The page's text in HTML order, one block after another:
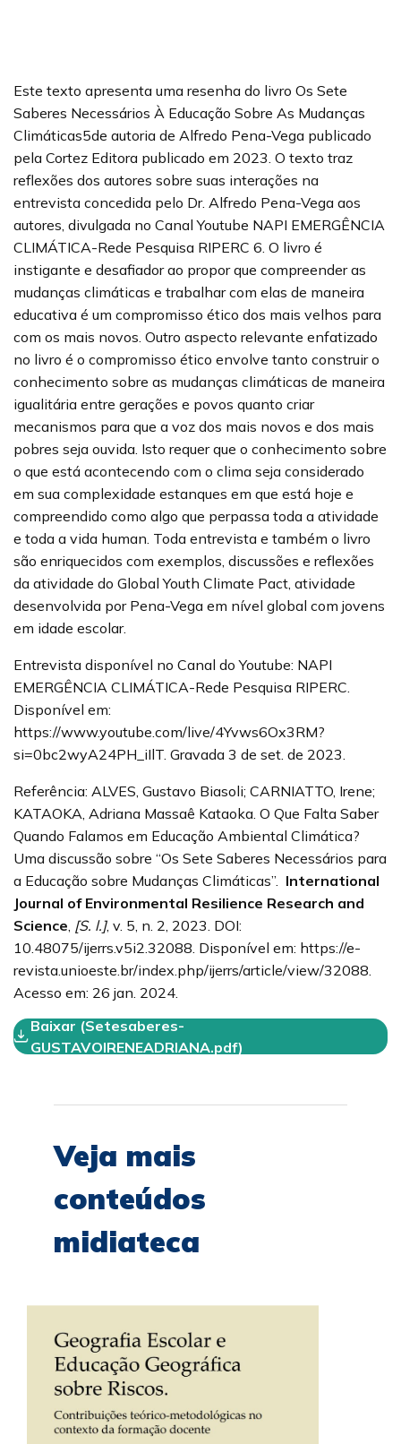
Este texto apresenta uma resenha do livro Os Sete
Saberes Necessários À Educação Sobre As Mudanças
Climáticas5de autoria de Alfredo Pena-Vega publicado
pela Cortez Editora publicado em 2023. O texto traz
reflexões dos autores sobre suas interações na
entrevista concedida pelo Dr. Alfredo Pena-Vega aos
autores, divulgada no Canal Youtube NAPI EMERGÊNCIA
CLIMÁTICA-Rede Pesquisa RIPERC 6. O livro é
instigante e desafiador ao propor que compreender as
mudanças climáticas e trabalhar com elas de maneira
educativa é um compromisso ético dos mais velhos para
com os mais novos. Outro aspecto relevante enfatizado
no livro é o compromisso ético envolve tanto construir o
conhecimento sobre as mudanças climáticas de maneira
igualitária entre gerações e povos quanto criar
mecanismos para que a voz dos mais novos e dos mais
pobres seja ouvida. Isto requer que o conhecimento sobre
o que está acontecendo com o clima seja considerado
em sua complexidade estanques em que está hoje e
compreendido como algo que perpassa toda a atividade
e toda a vida human. Toda entrevista e também o livro
são enriquecidos com exemplos, discussões e reflexões
da atividade do Global Youth Climate Pact, atividade
desenvolvida por Pena-Vega em nível global com jovens
em idade escolar.
Entrevista disponível no Canal do Youtube: NAPI
EMERGÊNCIA CLIMÁTICA-Rede Pesquisa RIPERC.
Disponível em:
https://www.youtube.com/live/4Yvws6Ox3RM?
si=0bc2wyA24PH_iIlT. Gravada 3 de set. de 2023.
Referência: ALVES, Gustavo Biasoli; CARNIATTO, Irene;
KATAOKA, Adriana Massaê Kataoka. O Que Falta Saber
Quando Falamos em Educação Ambiental Climática?
Uma discussão sobre “Os Sete Saberes Necessários para
a Educação sobre Mudanças Climáticas”. International
Journal of Environmental Resilience Research and
Science [S. l.], v. 5, n. 2, 2023. DOI:
10.48075/ijerrs.v5i2.32088. Disponível em: https://e-
revista.unioeste.br/index.php/ijerrs/article/view/32088.
Acesso em: 26 jan. 2024.
Baixar (Setesaberes-
GUSTAVOIRENEADRIANA.pdf)
Veja mais
conteúdos
midiateca